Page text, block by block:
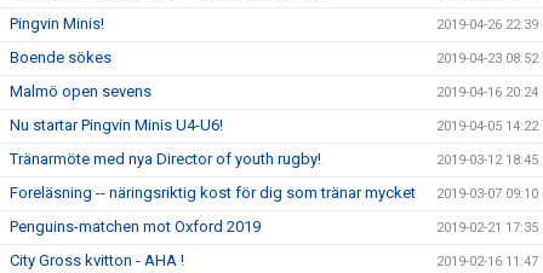
Pingvin Minis! 2019-04-26 22:39
Boende sökes 2019-04-23 08:52
Malmö open sevens 2019-04-16 20:24
Nu startar Pingvin Minis U4-U6! 2019-04-05 14:22
Tränarmöte med nya Director of youth rugby! 2019-03-12 18:45
Foreläsning -- näringsriktig kost för dig som tränar mycket 2019-03-07 09:10
Penguins-matchen mot Oxford 2019 2019-02-21 17:35
City Gross kvitton - AHA ! 2019-02-16 11:47